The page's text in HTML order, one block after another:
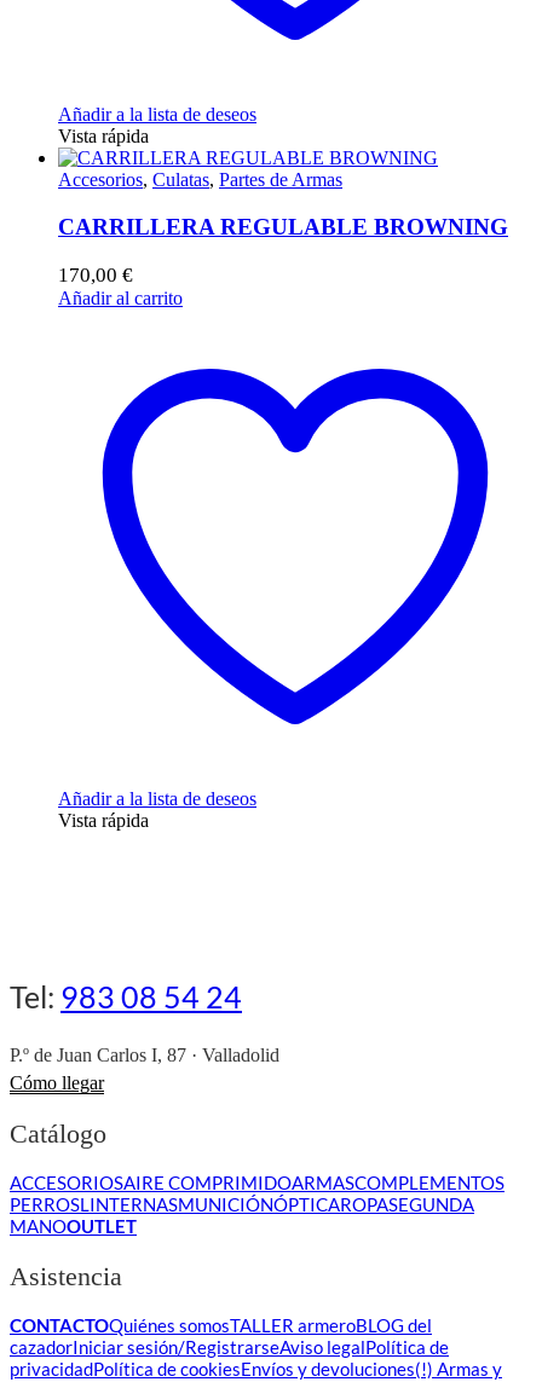
Añadir a la lista de deseos
Vista rápida
Accesorios, Culatas, Partes de Armas
CARRILLERA REGULABLE BROWNING
170,00 €
Añadir al carrito
Añadir a la lista de deseos
Vista rápida
Tel: 983 08 54 24
P.º de Juan Carlos I, 87 · Valladolid
Cómo llegar
Catálogo
ACCESORIOSAIRE COMPRIMIDOARMASCOMPLEMENTOS
PERROSLINTERNASMUNICIÓNÓPTICAROPASEGUNDA
MANOOUTLET
Asistencia
CONTACTOQuiénes somosTALLER armeroBLOG del
cazadorIniciar sesión/RegistrarseAviso legalPolítica de
privacidadPolítica de cookiesEnvíos y devoluciones(!) Armas y